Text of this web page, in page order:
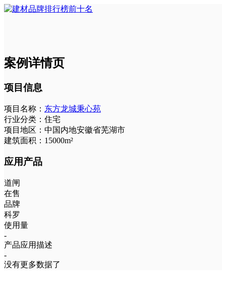
案例详情页
项目信息
项目名称： 东方龙城秉心苑
行业分类： 住宅
项目地区： 中国内地安徽省芜湖市
建筑面积： 15000m²
应用产品
道闸
在售
品牌
科罗
使用量
-
产品应用描述
-
没有更多数据了